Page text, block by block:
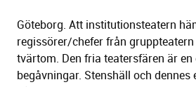
Göteborg. Att institutionsteatern
regissörer/chefer från
tvärtom. Den fria teatersfären är
begåvningar. Stenshäll och